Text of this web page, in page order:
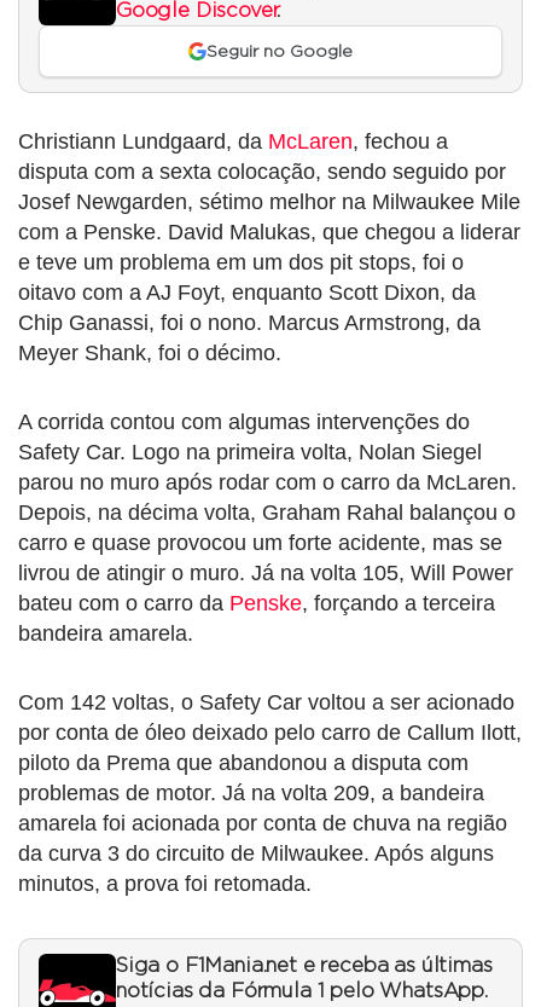
Google Discover.
Seguir no Google
Christiann Lundgaard, da McLaren, fechou a
disputa com a sexta colocação, sendo seguido por
Josef Newgarden, sétimo melhor na Milwaukee Mile
com a Penske. David Malukas, que chegou a liderar
e teve um problema em um dos pit stops, foi o
oitavo com a AJ Foyt, enquanto Scott Dixon, da
Chip Ganassi, foi o nono. Marcus Armstrong, da
Meyer Shank, foi o décimo.
A corrida contou com algumas intervenções do
Safety Car. Logo na primeira volta, Nolan Siegel
parou no muro após rodar com o carro da McLaren.
Depois, na décima volta, Graham Rahal balançou o
carro e quase provocou um forte acidente, mas se
livrou de atingir o muro. Já na volta 105, Will Power
bateu com o carro da Penske, forçando a terceira
bandeira amarela.
Com 142 voltas, o Safety Car voltou a ser acionado
por conta de óleo deixado pelo carro de Callum Ilott,
piloto da Prema que abandonou a disputa com
problemas de motor. Já na volta 209, a bandeira
amarela foi acionada por conta de chuva na região
da curva 3 do circuito de Milwaukee. Após alguns
minutos, a prova foi retomada.
Siga o F1Mania.net e receba as últimas
notícias da Fórmula 1 pelo WhatsApp.